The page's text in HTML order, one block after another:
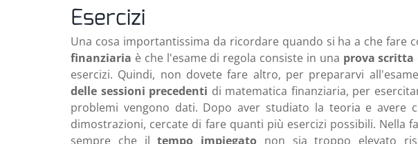
Esercizi
Una cosa importantissima da ricordare quando si ha a che fare
finanziaria è che l'esame di regola consiste in una prova scritta
esercizi. Quindi, non dovete fare altro, per prepararvi
delle sessioni precedenti di matematica finanziaria, per
problemi vengono dati. Dopo aver studiato la teoria e avere
dimostrazioni, cercate di fare quanti più esercizi possibili. Nella
sempre che iltempo impiegato non sia troppo elevato